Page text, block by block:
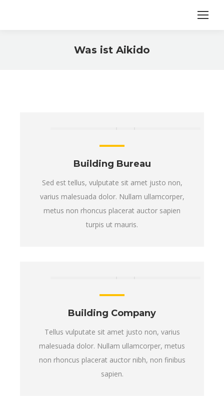
Was ist Aikido
Building Bureau
Sed est tellus, vulputate sit amet justo non,
varius malesuada dolor. Nullam ullamcorper,
metus non rhoncus placerat auctor sapien
turpis ut mauris.
Building Company
Tellus vulputate sit amet justo non, varius
malesuada dolor. Nullam ullamcorper, metus
non rhoncus placerat auctor nibh, non finibus
sapien.